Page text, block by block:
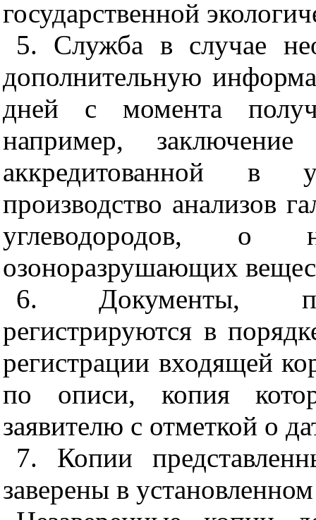
государственной
5. Служба в случае
дополнительную
дней с момента
например, заключение
аккредитованной в
производство анализов
углеводородов, о
озоноразрушающих
6. Документы,
регистрируются в
регистрации входящей
по описи, копия
заявителю с отметкой о
7. Копии
заверены в